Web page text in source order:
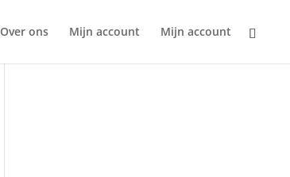
Over ons Mijn account Mijn account